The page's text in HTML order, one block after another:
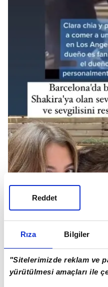
Rıza Bilgiler
"Sitelerimizde reklam ve
yürütülmesi amaçları ile
Reddet